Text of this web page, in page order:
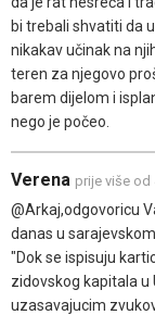
bi trebali shvatiti da
nikakav učinak na
teren za njegovo
barem dijelom i
nego je počeo.
Verena prije više od
@Arkaj,odgovoricu
danas u
"Dok se ispisuju
zidovskog kapitala u
uzasavajucim